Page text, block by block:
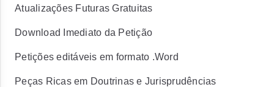
Atualizações Futuras Gratuitas
Download Imediato da Petição
Petições editáveis em formato .Word
Peças Ricas em Doutrinas e Jurisprudências